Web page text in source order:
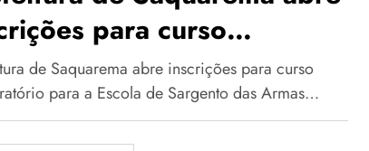
para curso
para a Escola de
das Armas
de Saquarema abre inscrições para curso
para a Escola de Sargento das Armas…